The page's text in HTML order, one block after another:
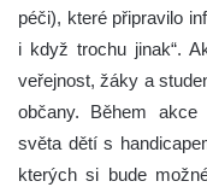
péči), které připravilo
i když trochu jinak“.
veřejnost, žáky a
občany. Během
světa dětí s
kterých si bude